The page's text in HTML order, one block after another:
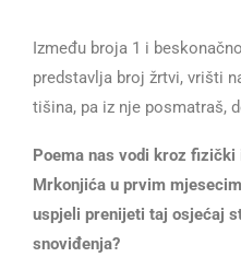
Između broja 1 i
predstavlja broj žrtvi, vrišti
tišina, pa iz nje posmatraš,
Poema nas vodi kroz
Mrkonjića u prvim
uspjeli prenijeti taj osjećaj
snoviđenja?